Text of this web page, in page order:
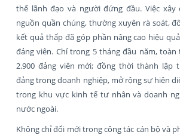
thể lãnh đạo và người đứng đầu. Việc
nguồn quần chúng, thường xuyên rà soát,
kết quả thấp đã góp phần nâng cao hiệu
đảng viên. Chỉ trong 5 tháng đầu năm,
2.900 đảng viên mới; đồng thời thành lập
đảng trong doanh nghiệp, mở rộng sự hiện
trong khu vực kinh tế tư nhân và doanh
nước ngoài.
Không chỉ đổi mới trong công tác cán bộ và